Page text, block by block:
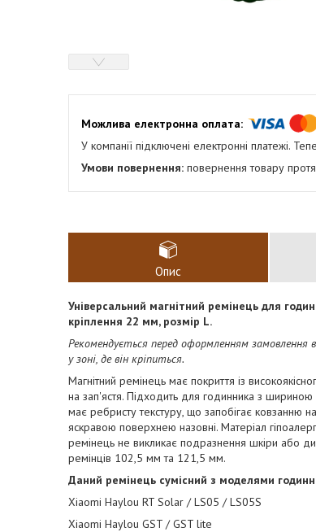
У компанії підключені електронні платежі.
повернення товару
Опис
Універсальний магнітний ремінець для
кріплення 22 мм, розмір L.
Рекомендується перед оформленням замовлення
у зоні, де він кріпиться.
Магнітний ремінець має покриття із
на зап'ястя. Підходить для годинника з
має ребристу текстуру, що запобігає ковзанню
яскравою поверхнею назовні. Матеріал
ремінець не викликає подразнення шкіри або
ремінців 102,5 мм та 121,5 мм.
Даний ремінець сумісний з моделями
Xiaomi Haylou RT Solar / LS05 / LS05S
Xiaomi Haylou GST / GST lite